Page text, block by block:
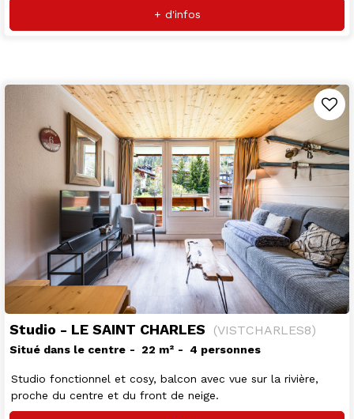
+ d'infos
Studio - LE SAINT CHARLES (VISTCHARLES8)
Situé dans le centre 22 m² 4 personnes
Studio fonctionnel et cosy, balcon avec vue sur la rivière,
proche du centre et du front de neige.